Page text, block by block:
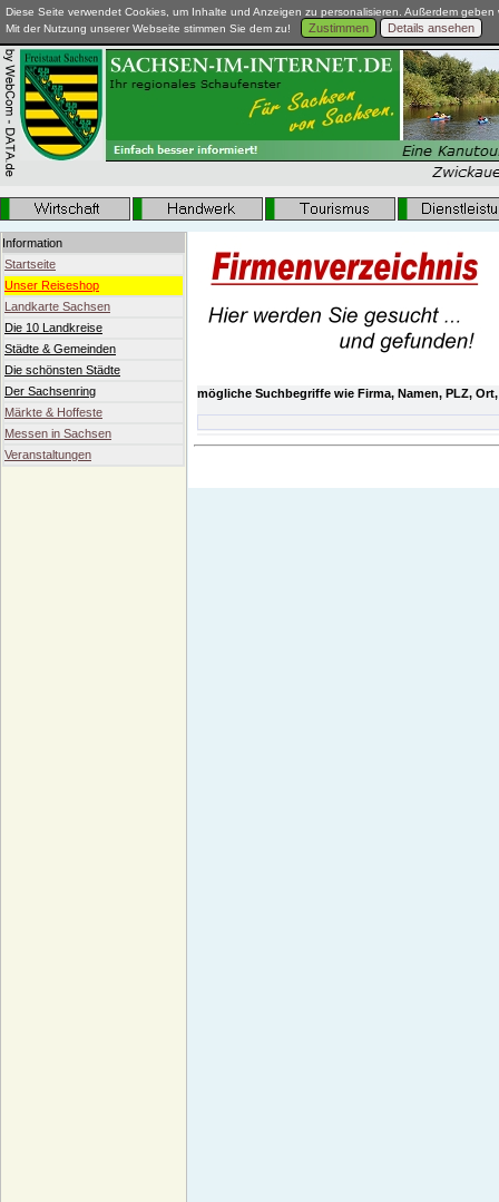
Diese Seite verwendet Cookies, um Inhalte und Anzeigen zu personalisieren. Außerdem
Mit der Nutzung unserer Webseite stimmen Sie dem zu!
Zustimmen Details ansehen
Information
Startseite
Unser Reiseshop
Landkarte Sachsen
Die 10 Landkreise
Städte & Gemeinden
Die schönsten Städte
Der Sachsenring
Märkte & Hoffeste
Messen in Sachsen
Veranstaltungen
mögliche Suchbegriffe wie Firma, Namen, PLZ,